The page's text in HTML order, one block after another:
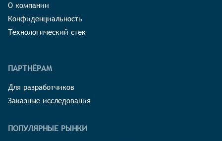
О компании
Конфиденциальность
Технологический стек
ПАРТНЁРАМ
Для разработчиков
Заказные исследования
ПОПУЛЯРНЫЕ РЫНКИ